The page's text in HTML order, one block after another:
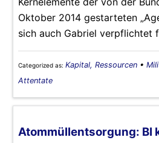
Oktober 2014 gestarteten
sich auch Gabriel verpflichtet
Categorized as: Kapital, Ressourcen •
Attentate
Atommüllentsorgung: BI